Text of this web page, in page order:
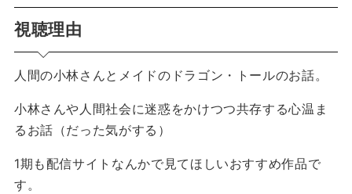
視聴理由
人間の小林さんとメイドのドラゴン・トールのお話。
小林さんや人間社会に迷惑をかけつつ共存する心温ま
るお話（だった気がする）
1期も配信サイトなんかで見てほしいおすすめ作品で
す。